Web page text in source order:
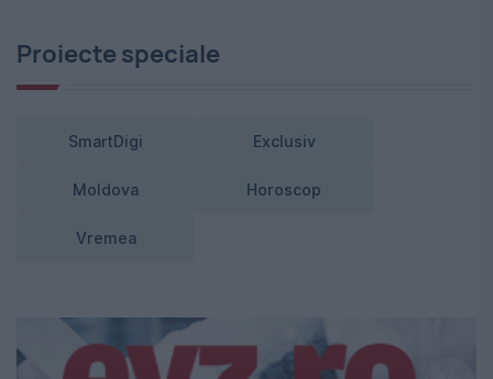
Proiecte speciale
SmartDigi Exclusiv
Moldova Horoscop
Vremea